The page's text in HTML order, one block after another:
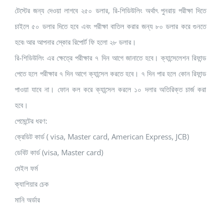
টেস্টের জন্য দেওয়া লাগবে ২৫০ ডলার, রি-শিডিউলিং অর্থাৎ পুনরায় পরীক্ষা দিতে
চাইলে ৫০ ডলার দিতে হবে এবং পরীক্ষা বাতিল করার জন্য ৮০ ডলার করে গুনতে
হবে৷ আর আপনার স্কোর রিপোর্ট ফি হলো ২৮ ডলার।
রি-শিডিউলিং এর ক্ষেত্রে পরীক্ষার ৭ দিন আগে জানাতে হবে। ক্যান্সেলেশন রিফান্ড
পেতে হলে পরীক্ষার ৭ দিন আগে ক্যান্সেল করতে হবে। ৭ দিন পার হলে কোন রিফান্ড
পাওয়া যাবে না। ফোন কল করে ক্যান্সেল করলে ১০ দলার অতিরিক্ত চার্জ করা
হবে।
পেমেন্টের ধরণ:
ক্রেডিট কার্ড ( visa, Master card, American Express, JCB)
ডেবিট কার্ড (visa, Master card)
মেইল ফর্ম
ক্যাশিয়ার চেক
মানি অর্ডার